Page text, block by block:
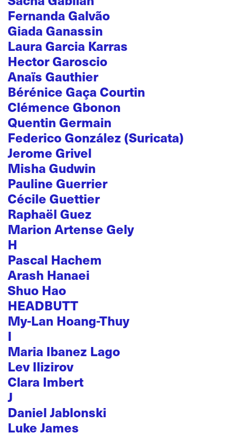
Fernanda Galvão
Giada Ganassin
Laura Garcia Karras
Hector Garoscio
Anaïs Gauthier
Bérénice Gaça Courtin
Clémence Gbonon
Quentin Germain
Federico González (Suricata)
Jerome Grivel
Misha Gudwin
Pauline Guerrier
Cécile Guettier
Raphaël Guez
Marion Artense Gely
H
Pascal Hachem
Arash Hanaei
Shuo Hao
HEADBUTT
My-Lan Hoang-Thuy
I
Maria Ibanez Lago
Lev Ilizirov
Clara Imbert
J
Daniel Jablonski
Luke James